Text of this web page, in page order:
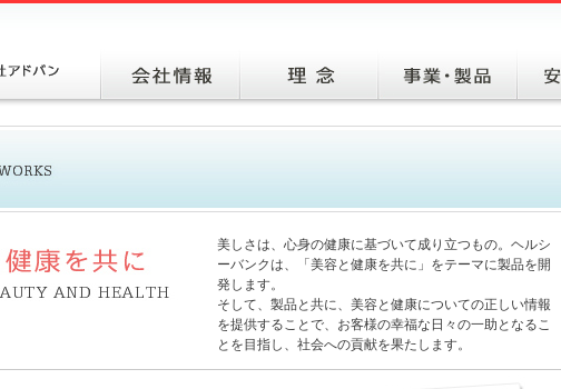
美しさは、心身の健康に基づいて成り立つもの。ヘルシ
ーバンクは、「美容と健康を共に」をテーマに製品を開
発します。
そして、製品と共に、美容と健康についての正しい情報
を提供することで、お客様の幸福な日々の一助となるこ
とを目指し、社会への貢献を果たします。